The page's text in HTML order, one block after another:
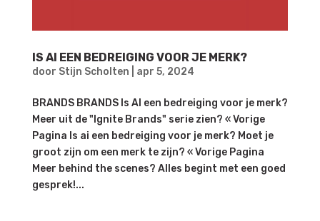
IS AI EEN BEDREIGING VOOR JE MERK?
door Stijn Scholten apr 5, 2024
BRANDS BRANDS Is AI een bedreiging voor je merk?
Meer uit de "Ignite Brands" serie zien? « Vorige
Pagina Is ai een bedreiging voor je merk? Moet je
groot zijn om een merk te zijn? « Vorige Pagina
Meer behind the scenes? Alles begint met een goed
gesprek!...